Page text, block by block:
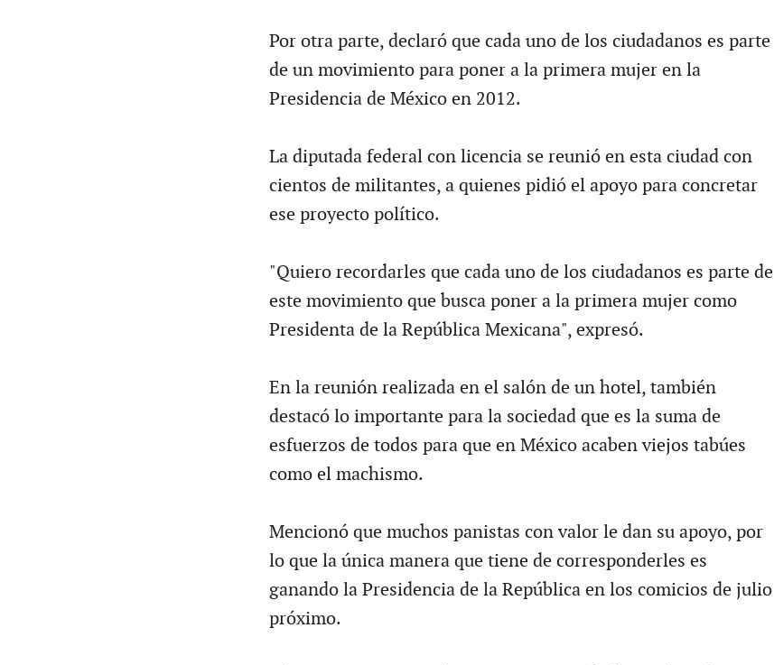
Por otra parte, declaró que cada uno de los ciudadanos es parte
de un movimiento para poner a la primera mujer en la
Presidencia de México en 2012.
La diputada federal con licencia se reunió en esta ciudad con
cientos de militantes, a quienes pidió el apoyo para concretar
ese proyecto político.
"Quiero recordarles que cada uno de los ciudadanos es parte de
este movimiento que busca poner a la primera mujer como
Presidenta de la República Mexicana", expresó.
En la reunión realizada en el salón de un hotel, también
destacó lo importante para la sociedad que es la suma de
esfuerzos de todos para que en México acaben viejos tabúes
como el machismo.
Mencionó que muchos panistas con valor le dan su apoyo, por
lo que la única manera que tiene de corresponderles es
ganando la Presidencia de la República en los comicios de julio
próximo.